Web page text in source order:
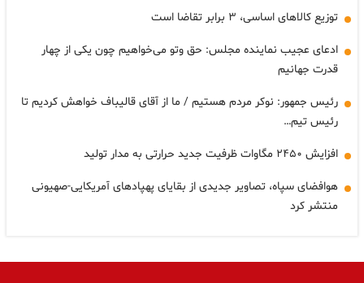
توزیع کالاهای اساسی، ۳ برابر تقاضا است
ادعای عجیب نماینده مجلس: حق وتو می‌خواهیم چون یکی از چهار
قدرت جهانیم
رئیس جمهور: نوکر مردم هستیم / ما از آقای قالیباف خواهش کردیم تا
رئیس تیم…
افزایش ۲۴۵۰ مگاوات ظرفیت جدید حرارتی به مدار تولید
هوافضای سپاه، تصاویر جدیدی از بقایای پهپادهای آمریکایی-صهیونی
منتشر کرد